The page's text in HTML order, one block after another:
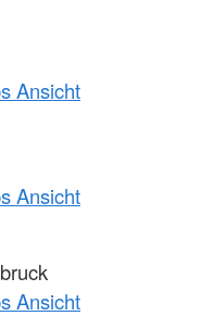
Ansicht
Ansicht
Ansicht